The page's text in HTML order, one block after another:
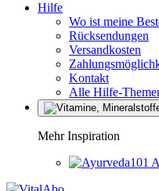
Hilfe
Wo ist meine
Rücksendungen
Versandkosten
Kontakt
Alle Hilfe-
Mehr Inspiration